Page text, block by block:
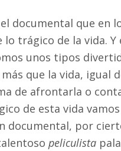
documental que en
trágico de la vida. Y
unos tipos
que la vida, igual
de afrontarla o
de esta vida
documental, por
peliculista